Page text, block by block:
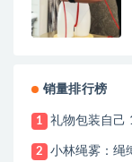
销量排行榜
1 礼物包装自己
2 小林绳雾：绳